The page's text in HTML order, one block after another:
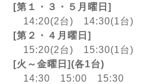
[第１・３・５月曜日]
14:20(2台) 14:30(1台)
[第２・４月曜日]
15:20(2台) 15:30(1台)
[火～金曜日](各1台)
14:30 15:00 15:30